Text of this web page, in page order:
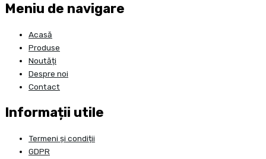
Meniu de navigare
Acasă
Produse
Noutăți
Despre noi
Contact
Informații utile
Termeni și condiții
GDPR